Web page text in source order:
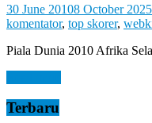
You
Feel
It
30 June 20108 October 2025
komentator, top skorer,
Piala Dunia 2010 Afrika
Terbaru